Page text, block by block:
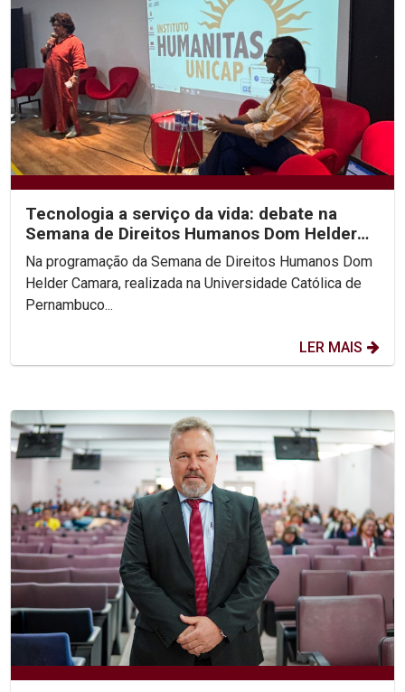
Tecnologia a serviço da vida: debate na
Semana de Direitos Humanos Dom Helder
Camara na Unicap...
Na programação da Semana de Direitos Humanos Dom
Helder Camara, realizada na Universidade Católica de
Pernambuco...
LER MAIS